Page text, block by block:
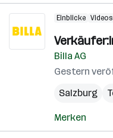
Einblicke Videos
Billa AG
Gestern
Salzburg
Merken